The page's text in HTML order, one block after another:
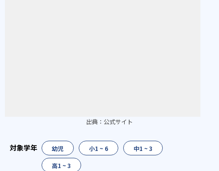
出典： 公式サイト
幼児 小1 ~ 6 中1 ~ 3
高1 ~ 3